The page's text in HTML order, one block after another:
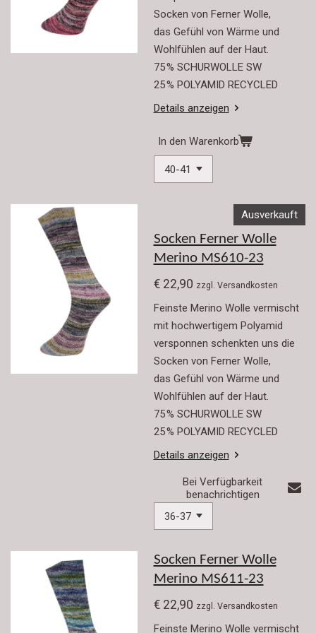
Socken von Ferner Wolle,
das Gefühl von Wärme und
Wohlfühlen auf der Haut.
75 % SCHURWOLLE SW
25 % POLYAMID RECYCLED
Details anzeigen
In den Warenkorb
Ausverkauft
Socken Ferner Wolle
Merino MS610-23
€ 22,90 zzgl. Versandkosten
Feinste Merino Wolle vermischt
mit hochwertigem Polyamid
versponnen schenkten uns die
Socken von Ferner Wolle,
das Gefühl von Wärme und
Wohlfühlen auf der Haut.
75 % SCHURWOLLE SW
25 % POLYAMID RECYCLED
Details anzeigen
Bei Verfügbarkeit
benachrichtigen
Socken Ferner Wolle
Merino MS611-23
€ 22,90 zzgl. Versandkosten
Feinste Merino Wolle vermischt